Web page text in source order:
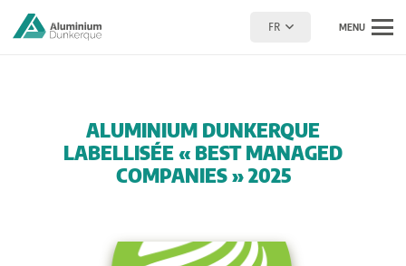
FR MENU
ALUMINIUM DUNKERQUE
LABELLISÉE « BEST MANAGED
COMPANIES » 2025